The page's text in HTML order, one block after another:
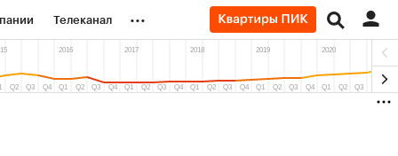
Телеканал ...